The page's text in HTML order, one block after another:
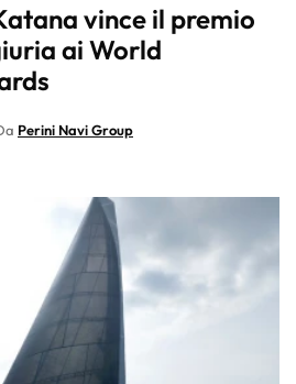
vince il premio
ai World
Perini Navi Group